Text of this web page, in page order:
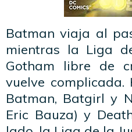
Batman viaja al
mientras la Liga
Gotham libre de
vuelve
Batman, Batgirl y
Eric Bauza) y